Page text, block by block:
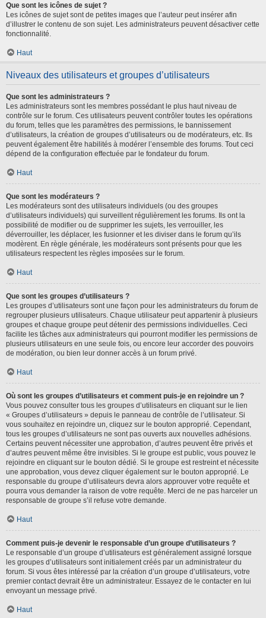
Que sont les icônes de sujet ?
Les icônes de sujet sont de petites images que l’auteur peut insérer afin
d’illustrer le contenu de son sujet. Les administrateurs peuvent désactiver cette
fonctionnalité.
Haut
Niveaux des utilisateurs et groupes d’utilisateurs
Que sont les administrateurs ?
Les administrateurs sont les membres possédant le plus haut niveau de
contrôle sur le forum. Ces utilisateurs peuvent contrôler toutes les opérations
du forum, telles que les paramètres des permissions, le bannissement
d’utilisateurs, la création de groupes d’utilisateurs ou de modérateurs, etc. Ils
peuvent également être habilités à modérer l’ensemble des forums. Tout ceci
dépend de la configuration effectuée par le fondateur du forum.
Haut
Que sont les modérateurs ?
Les modérateurs sont des utilisateurs individuels (ou des groupes
d’utilisateurs individuels) qui surveillent régulièrement les forums. Ils ont la
possibilité de modifier ou de supprimer les sujets, les verrouiller, les
déverrouiller, les déplacer, les fusionner et les diviser dans le forum qu’ils
modèrent. En règle générale, les modérateurs sont présents pour que les
utilisateurs respectent les règles imposées sur le forum.
Haut
Que sont les groupes d’utilisateurs ?
Les groupes d’utilisateurs sont une façon pour les administrateurs du forum de
regrouper plusieurs utilisateurs. Chaque utilisateur peut appartenir à plusieurs
groupes et chaque groupe peut détenir des permissions individuelles. Ceci
facilite les tâches aux administrateurs qui pourront modifier les permissions de
plusieurs utilisateurs en une seule fois, ou encore leur accorder des pouvoirs
de modération, ou bien leur donner accès à un forum privé.
Haut
Où sont les groupes d’utilisateurs et comment puis-je en rejoindre un ?
Vous pouvez consulter tous les groupes d’utilisateurs en cliquant sur le lien
« Groupes d’utilisateurs » depuis le panneau de contrôle de l’utilisateur. Si
vous souhaitez en rejoindre un, cliquez sur le bouton approprié. Cependant,
tous les groupes d’utilisateurs ne sont pas ouverts aux nouvelles adhésions.
Certains peuvent nécessiter une approbation, d’autres peuvent être privés et
d’autres peuvent même être invisibles. Si le groupe est public, vous pouvez le
rejoindre en cliquant sur le bouton dédié. Si le groupe est restreint et nécessite
une approbation, vous devez cliquer également sur le bouton approprié. Le
responsable du groupe d’utilisateurs devra alors approuver votre requête et
pourra vous demander la raison de votre requête. Merci de ne pas harceler un
responsable de groupe s’il refuse votre demande.
Haut
Comment puis-je devenir le responsable d’un groupe d’utilisateurs ?
Le responsable d’un groupe d’utilisateurs est généralement assigné lorsque
les groupes d’utilisateurs sont initialement créés par un administrateur du
forum. Si vous êtes intéressé par la création d’un groupe d’utilisateurs, votre
premier contact devrait être un administrateur. Essayez de le contacter en lui
envoyant un message privé.
Haut